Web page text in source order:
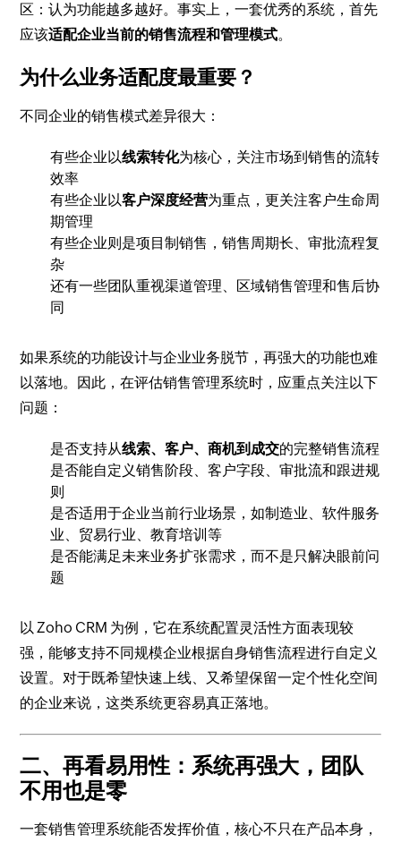
区：认为功能越多越好。事实上，一套优秀的系统，首先
应该适配企业当前的销售流程和管理模式。
为什么业务适配度最重要？
不同企业的销售模式差异很大：
有些企业以线索转化为核心，关注市场到销售的流转
效率
有些企业以客户深度经营为重点，更关注客户生命周
期管理
有些企业则是项目制销售，销售周期长、审批流程复
杂
还有一些团队重视渠道管理、区域销售管理和售后协
同
如果系统的功能设计与企业业务脱节，再强大的功能也难
以落地。因此，在评估销售管理系统时，应重点关注以下
问题：
是否支持从线索、客户、商机到成交的完整销售流程
是否能自定义销售阶段、客户字段、审批流和跟进规
则
是否适用于企业当前行业场景，如制造业、软件服务
业、贸易行业、教育培训等
是否能满足未来业务扩张需求，而不是只解决眼前问
题
以 Zoho CRM 为例，它在系统配置灵活性方面表现较
强，能够支持不同规模企业根据自身销售流程进行自定义
设置。对于既希望快速上线、又希望保留一定个性化空间
的企业来说，这类系统更容易真正落地。
二、再看易用性：系统再强大，团队
不用也是零
一套销售管理系统能否发挥价值，核心不只在产品本身，